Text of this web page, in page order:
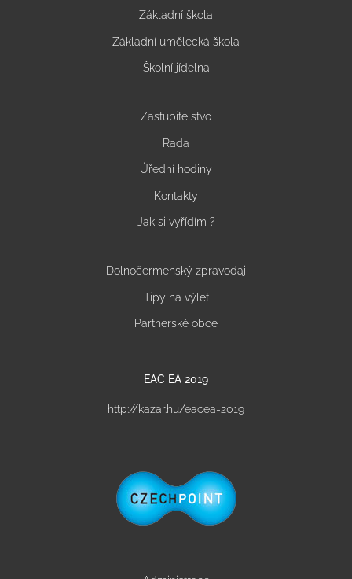
Základní škola
Základní umělecká škola
Školní jídelna
Zastupitelstvo
Rada
Úřední hodiny
Kontakty
Jak si vyřídím ?
Dolnočermenský zpravodaj
Tipy na výlet
Partnerské obce
EAC EA 2019
http://kazar.hu/eacea-2019